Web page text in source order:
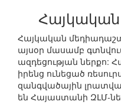
Հայկական
այսօր մասամբ
ազդեցության ներքո:
իրենց ունեցած
զանգվածային
են Հայաստանի ԶԼՄ-